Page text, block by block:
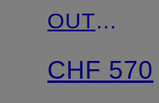
OUT
OF
OFFICE
CHF 570